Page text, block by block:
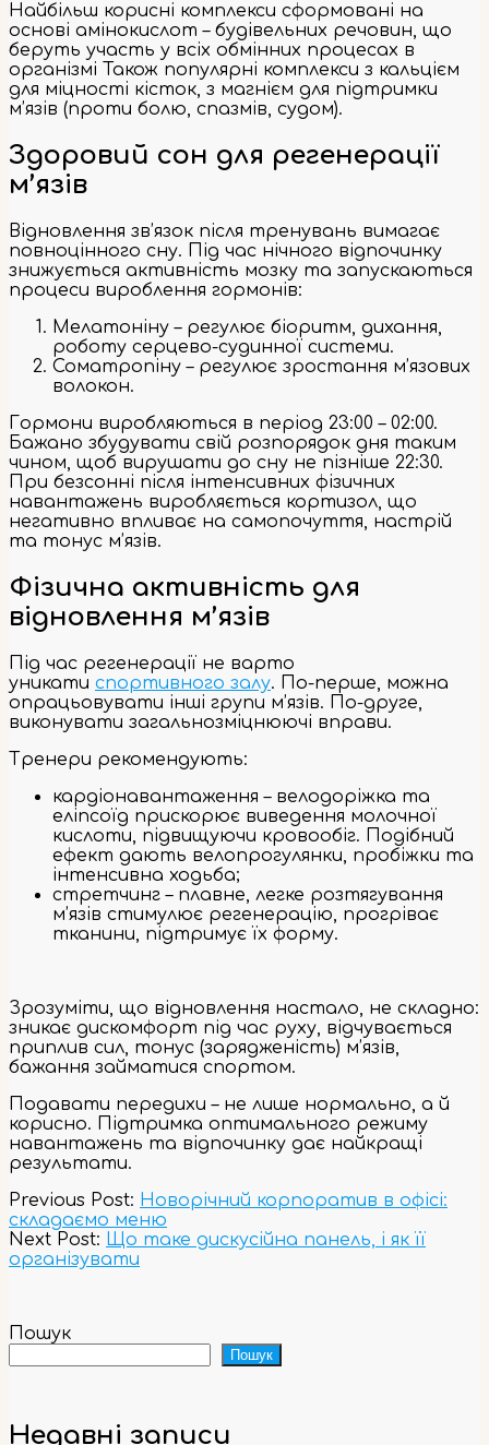
Найбільш корисні комплекси сформовані на
основі амінокислот – будівельних речовин, що
беруть участь у всіх обмінних процесах в
організмі Також популярні комплекси з кальцієм
для міцності кісток, з магнієм для підтримки
м’язів (проти болю, спазмів, судом).
Здоровий сон для регенерації
м’язів
Відновлення зв’язок після тренувань вимагає
повноцінного сну. Під час нічного відпочинку
знижується активність мозку та запускаються
процеси вироблення гормонів:
Мелатоніну – регулює біоритм, дихання,
роботу серцево-судинної системи.
Соматропіну – регулює зростання м’язових
волокон.
Гормони виробляються в період 23:00 – 02:00.
Бажано збудувати свій розпорядок дня таким
чином, щоб вирушати до сну не пізніше 22:30.
При безсонні після інтенсивних фізичних
навантажень виробляється кортизол, що
негативно впливає на самопочуття, настрій
та тонус м’язів.
Фізична активність для
відновлення м’язів
Під час регенерації не варто
уникати спортивного залу. По-перше, можна
опрацьовувати інші групи м’язів. По-друге,
виконувати загальнозміцнюючі вправи.
Тренери рекомендують:
кардіонавантаження – велодоріжка та
еліпсоїд прискорює виведення молочної
кислоти, підвищуючи кровообіг. Подібний
ефект дають велопрогулянки, пробіжки та
інтенсивна ходьба;
стретчинг – плавне, легке розтягування
м’язів стимулює регенерацію, прогріває
тканини, підтримує їх форму.
Зрозуміти, що відновлення настало, не складно:
зникає дискомфорт під час руху, відчувається
приплив сил, тонус (зарядженість) м’язів,
бажання займатися спортом.
Подавати передихи – не лише нормально, а й
корисно. Підтримка оптимального режиму
навантажень та відпочинку дає найкращі
результати.
2023-
12-
28
Previous Post: Новорічний корпоратив в офісі:
складаємо меню
Next Post: Що таке дискусійна панель, і як її
організувати
Пошук
Пошук
Недавні записи